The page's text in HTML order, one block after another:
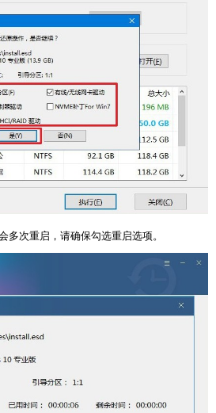
多次重启，请确保勾选重启选项。